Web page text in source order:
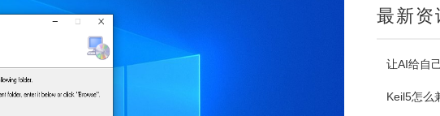
最新资
让AI给自己装大脑！手把
Keil5怎么